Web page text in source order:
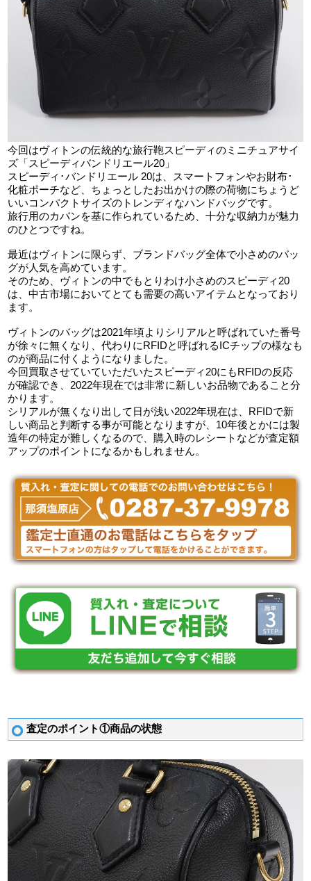
今回はヴィトンの伝統的な旅行鞄スピーディのミニチュアサイ
ズ「スピーディバンドリエール20」
スピーディ･バンドリエール 20は、スマートフォンやお財布･
化粧ポーチなど、ちょっとしたお出かけの際の荷物にちょうど
いいコンパクトサイズのトレンディなハンドバッグです。
旅行用のカバンを基に作られているため、十分な収納力が魅力
のひとつですね。
最近はヴィトンに限らず、ブランドバッグ全体で小さめのバッ
グが人気を高めています。
そのため、ヴィトンの中でもとりわけ小さめのスピーディ20
は、中古市場においてとても需要の高いアイテムとなっており
ます。
ヴィトンのバッグは2021年頃よりシリアルと呼ばれていた番号
が徐々に無くなり、代わりにRFIDと呼ばれるICチップの様なも
のが商品に付くようになりました。
今回買取させていていただいたスピーディ20にもRFIDの反応
が確認でき、2022年現在では非常に新しいお品物であること分
かります。
シリアルが無くなり出して日が浅い2022年現在は、RFIDで新
しい商品と判断する事が可能となりますが、10年後とかには製
造年の特定が難しくなるので、購入時のレシートなどが査定額
アップのポイントになるかもしれません。
査定のポイント①商品の状態